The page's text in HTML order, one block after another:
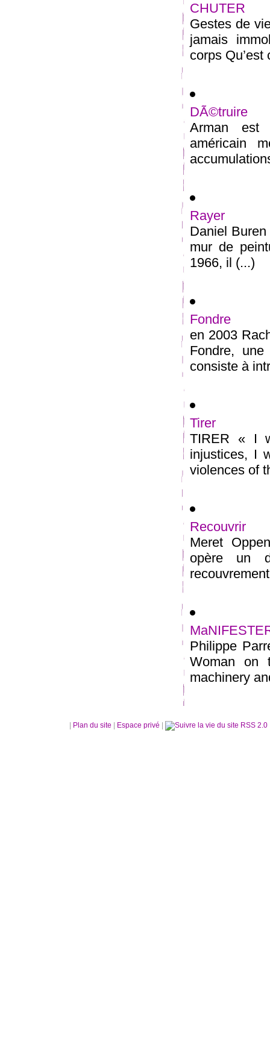
CHUTER
Gestes de
jamais
corps Qu’est
DÃ©truire
Arman est
américain
Rayer
Daniel
mur de
1966, il (...)
Fondre
en 2003
Fondre,
consiste à
Tirer
TIRER « I
injustices, I
violences of
Recouvrir
Meret
opère un
Philippe
Woman on
machinery
Plan du site Espace privé RSS 2.0